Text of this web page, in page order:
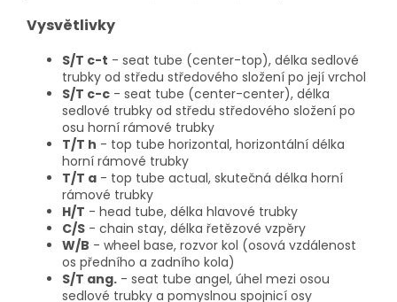
Vysvětlivky
S/T c-t - seat tube (center-top), délka sedlové
trubky od středu středového složení po její vrchol
S/T c-c - seat tube (center-center), délka
sedlové trubky od středu středového složení po
osu horní rámové trubky
T/T h - top tube horizontal, horizontální délka
horní rámové trubky
T/T a - top tube actual, skutečná délka horní
rámové trubky
H/T - head tube, délka hlavové trubky
C/S - chain stay, délka řetězové vzpěry
W/B - wheel base, rozvor kol (osová vzdálenost
os předního a zadního kola)
S/T ang. - seat tube angel, úhel mezi osou
sedlové trubky a pomyslnou spojnicí osy